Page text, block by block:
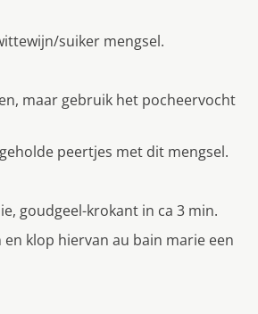
suiker mengsel.
maar gebruik het pocheervocht
peertjes met dit mengsel.
goudgeel-krokant in ca 3 min.
klop hiervan au bain marie een